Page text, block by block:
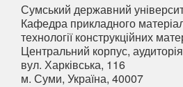
Сумський державний
Кафедра прикладного
технології конструкційних
Центральний корпус,
вул. Харківська, 116
м. Суми, Україна, 40007